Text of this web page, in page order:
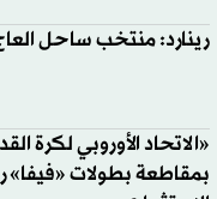
رينارد: منتخب ساحل
«الاتحاد الأوروبي لكرة
بمقاطعة بطولات